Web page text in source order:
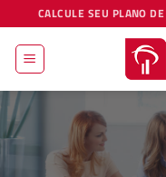
to
content
CALCULE SEU PLANO